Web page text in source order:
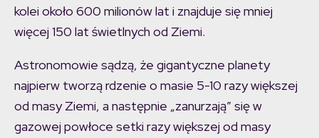
kolei około 600 milionów lat i znajduje się mniej
więcej 150 lat świetlnych od Ziemi.
Astronomowie sądzą, że gigantyczne planety
najpierw tworzą rdzenie o masie 5-10 razy większej
od masy Ziemi, a następnie „zanurzają” się w
gazowej powłoce setki razy większej od masy